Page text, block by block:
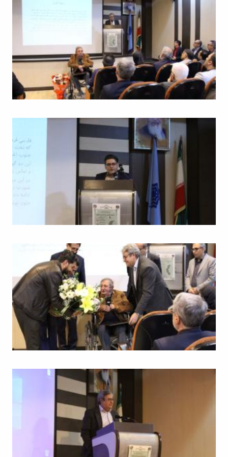
دعاپژوهی
دوفصلنامه
علمی
رویکردهای
حقوق
سیاسی
فصلنامه
علمی
یاددهی-
یادگیری
آموزش
دوفصلنامه
پژوهش‌های
ایران‎‌شناسی
باستان